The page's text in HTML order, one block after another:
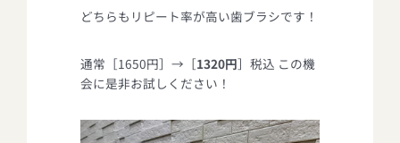
どちらもリピート率が高い歯ブラシです！
通常［1650円］→［1320円］税込 この機
会に是非お試しください！